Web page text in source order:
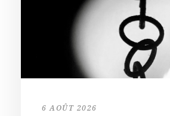
6 AOÛT 2026